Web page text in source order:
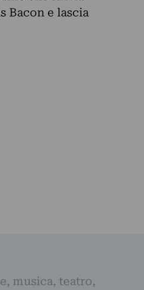
Bacon e lascia
musica, teatro,